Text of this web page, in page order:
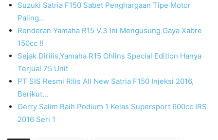
Suzuki Satria F150 Sabet Penghargaan Tipe Motor
Paling…
Renderan Yamaha R15 V.3 Ini Mengusung Gaya Xabre
150cc !!
Sejak Dirilis,Yamaha R15 Ohlins Special Edition Hanya
Terjual 75 Unit
PT SIS Resmi Rilis All New Satria F150 Injeksi 2016,
Berikut…
Gerry Salim Raih Podium 1 Kelas Supersport 600cc IRS
2016 Seri 1